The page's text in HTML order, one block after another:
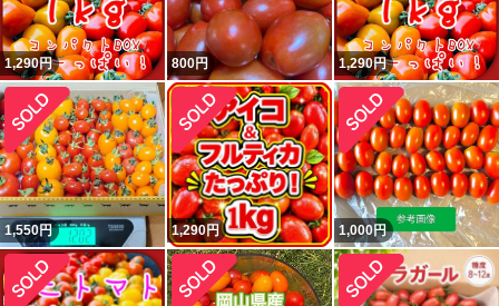
1,290円 800円 1,290円
1,550円 1,290円 1,000円